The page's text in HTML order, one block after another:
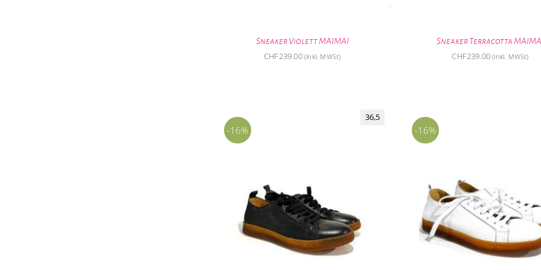
Sneaker Violett MAIMAI
CHF239.00 (inkl. MWSt)
Sneaker Terracotta
CHF239.00 (inkl. MWSt)
-16%
36,5
-16%